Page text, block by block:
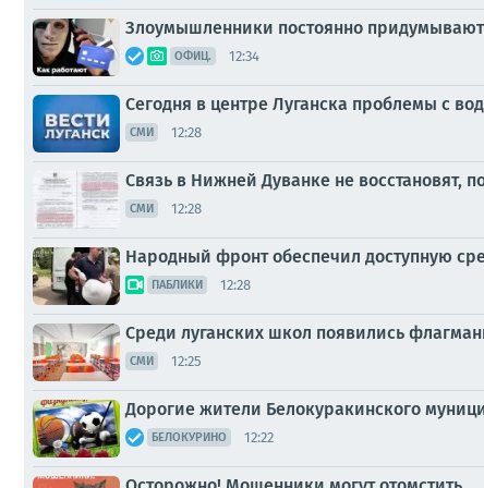
Злоумышленники постоянно
ОФИЦ. 12:34
Сегодня в центре Луганска проблемы с
СМИ 12:28
Связь в Нижней Дуванке не восстановят,
СМИ 12:28
Народный фронт обеспечил доступную
ПАБЛИКИ 12:28
Среди луганских школ появились
СМИ 12:25
Дорогие жители Белокуракинского
БЕЛОКУРИНО 12:22